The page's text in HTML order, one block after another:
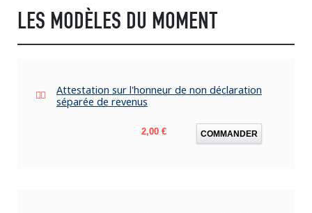
LES MODÈLES DU MOMENT
Attestation sur l'honneur de non déclaration
séparée de revenus
Prix
2,00 € COMMANDER